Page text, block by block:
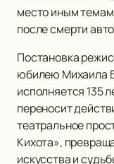
место иным
после смерти
Постановка
юбилею Михаила
исполняется 135
переносит
театральное
Кихота»,
искусства и